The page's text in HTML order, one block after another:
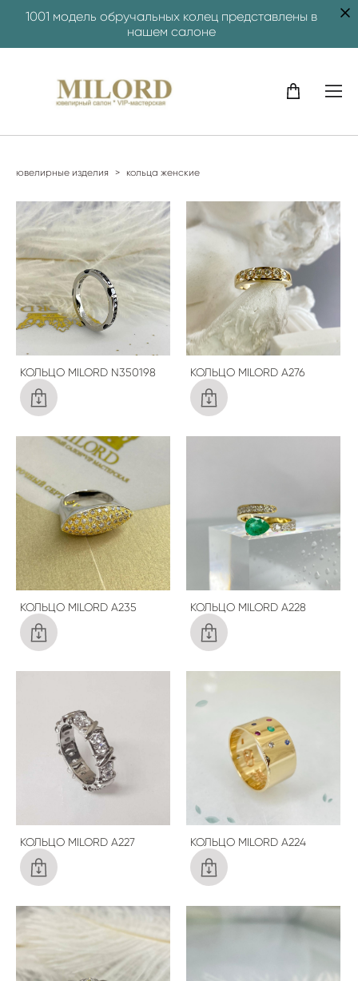
1001 модель обручальных колец представлены в
нашем салоне
ювелирные изделия > кольца женские
КОЛЬЦО MILORD N350198 КОЛЬЦО MILORD A276
КОЛЬЦО MILORD A235 КОЛЬЦО MILORD A228
КОЛЬЦО MILORD A227 КОЛЬЦО MILORD A224